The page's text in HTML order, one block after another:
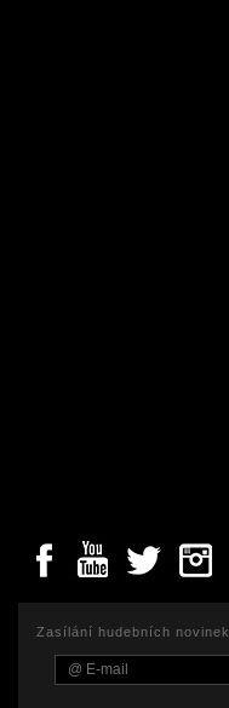
Zasílání hudebních novinek